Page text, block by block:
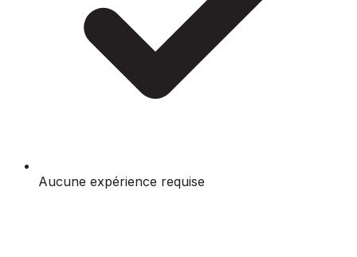
Aucune expérience requise